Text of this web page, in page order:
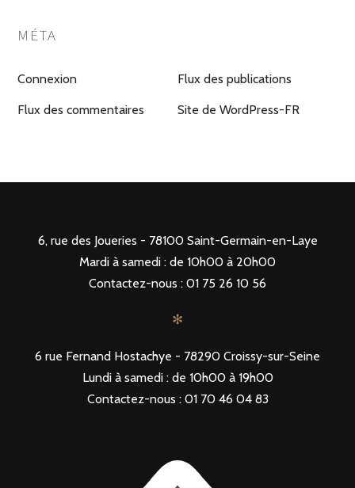
MÉTA
Connexion Flux des publications
Flux des commentaires Site de WordPress-FR
6, rue des Joueries - 78100 Saint-Germain-en-Laye
Mardi à samedi : de 10h00 à 20h00
Contactez-nous : 01 75 26 10 56
✻
6 rue Fernand Hostachye - 78290 Croissy-sur-Seine
Lundi à samedi : de 10h00 à 19h00
Contactez-nous : 01 70 46 04 83